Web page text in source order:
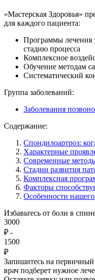
«Мастерская Здоровья»
для каждого пациента:
Программы
стадию процесса
Комплексное
Обучение методам
Систематический
Группа заболеваний:
Заболевания
Содержание:
Спондилоартроз:
Характерные
Современные
Стадии развития
Комплексная
Факторы
Особенности нашего
Избавьтесь от боли в
3000
₽ -
1500
₽
Запишитесь на
врач подберет нужное